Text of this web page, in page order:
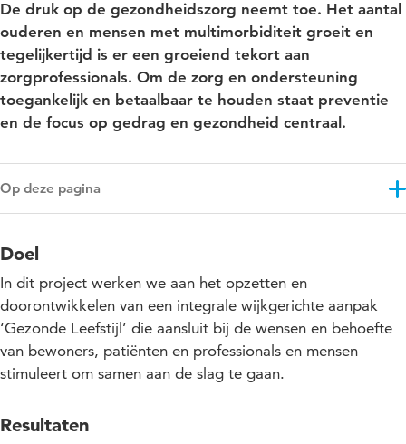
De druk op de gezondheidszorg neemt toe. Het aantal
ouderen en mensen met multimorbiditeit groeit en
tegelijkertijd is er een groeiend tekort aan
zorgprofessionals. Om de zorg en ondersteuning
toegankelijk en betaalbaar te houden staat preventie
en de focus op gedrag en gezondheid centraal.
Op deze pagina
Resultaten
Aanpak
Projectupdates
Doel
In dit project werken we aan het opzetten en
doorontwikkelen van een integrale wijkgerichte aanpak
‘Gezonde Leefstijl’ die aansluit bij de wensen en behoefte
van bewoners, patiënten en professionals en mensen
stimuleert om samen aan de slag te gaan.
Resultaten